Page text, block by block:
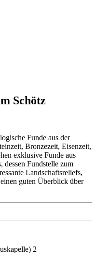
Schötz
Funde aus der
Bronzezeit, Eisenzeit,
exklusive Funde aus
Fundstelle zum
Landschaftsreliefs,
guten Überblick über
2